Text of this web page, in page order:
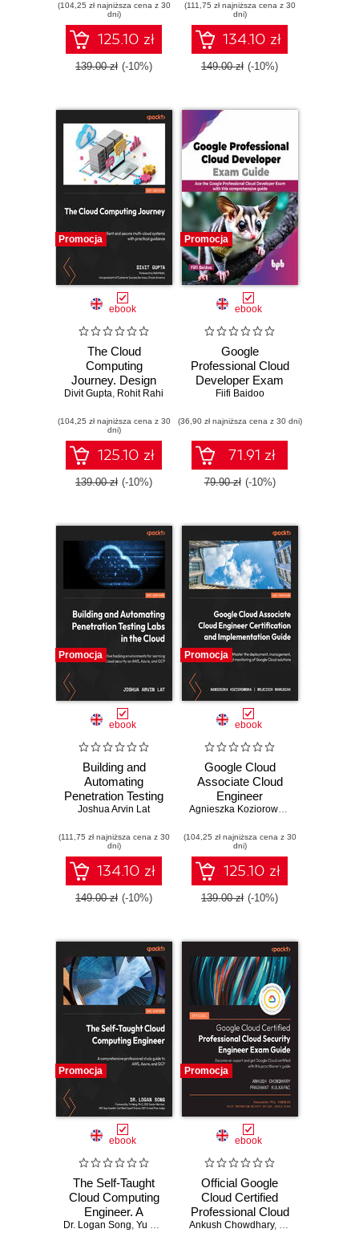
infrastructure
across AWS,
Azure, and Google
Cloud using proven
techniques
(104,25 zł najniższa cena z 30
dni)
125.10 zł
139.00 zł (-10%)
cloud platforms
using the LGTM
stack
(111,75 zł najniższa cena z 30
dni)
134.10 zł
149.00 zł (-10%)
Promocja
ebook
The Cloud
Computing
Journey. Design
and deploy resilient
cloud systems with
practical guidance
Divit Gupta, Rohit Rahi
(104,25 zł najniższa cena z 30
dni)
125.10 zł
139.00 zł (-10%)
Promocja
ebook
Google
Professional Cloud
Developer Exam
Guide
Fiifi Baidoo
(36,90 zł najniższa cena z 30 dni)
71.91 zł
79.90 zł (-10%)
Promocja
ebook
Building and
Automating
Penetration Testing
Labs in the Cloud.
effective hacking
environments for
learning cloud
security on AWS,
Azure, and GCP
Joshua Arvin Lat
(111,75 zł najniższa cena z 30
dni)
134.10 zł
149.00 zł (-10%)
Promocja
ebook
Google Cloud
Associate Cloud
Engineer
Certification and
Guide. Master the
deployment,
management, and
monitoring of
Google Cloud
Agnieszka Koziorowska
(104,25 zł najniższa cena z 30
dni)
125.10 zł
139.00 zł (-10%)
Promocja
ebook
The Self-Taught
Cloud Computing
Engineer. A
comprehensive
Dr. Logan Song, Yu Meng
Promocja
ebook
Official Google
Cloud Certified
Professional Cloud
Security Engineer
Ankush Chowdhary, Prashant Kulkarni